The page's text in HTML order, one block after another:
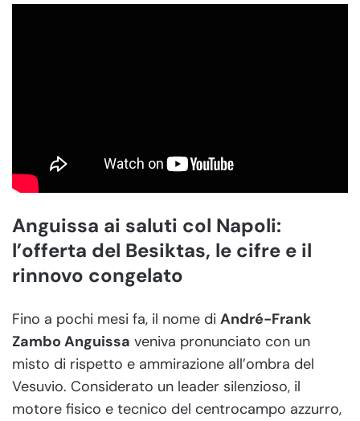
Anguissa ai saluti col Napoli:
l’offerta del Besiktas, le cifre e il
rinnovo congelato
Fino a pochi mesi fa, il nome di André-Frank
Zambo Anguissa veniva pronunciato con un
misto di rispetto e ammirazione all’ombra del
Vesuvio. Considerato un leader silenzioso, il
motore fisico e tecnico del centrocampo azzurro,